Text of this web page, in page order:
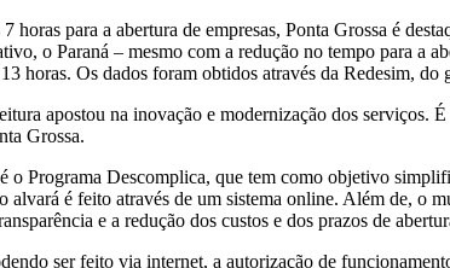
horas para a abertura de empresas, Ponta Grossa é
o Paraná – mesmo com a redução no tempo para a
horas. Os dados foram obtidos através da Redesim, do
apostou na inovação e modernização dos
Grossa.
o Programa Descomplica, que tem como objetivo
alvará é feito através de um sistema online. Além de, o
e a redução dos custos e dos prazos de
ser feito via internet, a autorização de